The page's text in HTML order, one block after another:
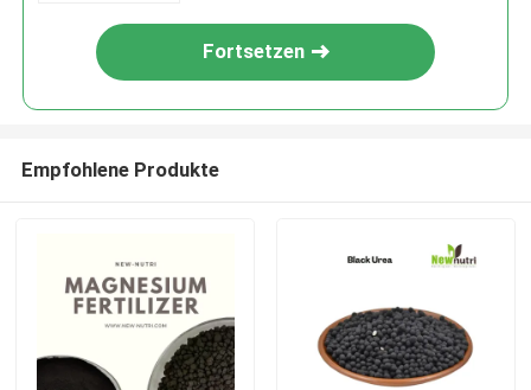
Fortsetzen
Empfohlene Produkte